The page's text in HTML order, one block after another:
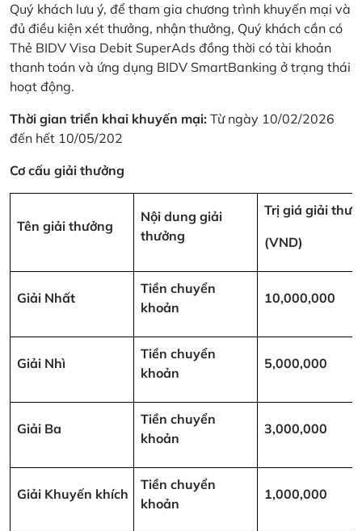
Quý khách lưu ý, để tham gia chương trình khuyến mại và
đủ điều kiện xét thưởng, nhận thưởng, Quý khách cần có
Thẻ BIDV Visa Debit SuperAds đồng thời có tài khoản
thanh toán và ứng dụng BIDV SmartBanking ở trạng thái
hoạt động.
Thời gian triển khai khuyến mại: Từ ngày 10/02/2026
đến hết 10/05/202
Cơ cấu giải thưởng
Tên giải thưởng
Nội dung giải
thưởng
Trị giá giải
(VND)
Giải Nhất
Tiền chuyển
khoản
10,000,000
Giải Nhì
Tiền chuyển
khoản
5,000,000
Giải Ba
Tiền chuyển
khoản
3,000,000
Giải Khuyến khích
Tiền chuyển
khoản
1,000,000